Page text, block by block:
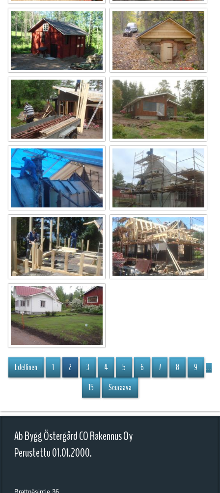
Edellinen 1 2 3 4 5 6 7 8 9
15 Seuraava
Ab Bygg Östergård CO Rakennus Oy
Perustettu 01.01.2000.